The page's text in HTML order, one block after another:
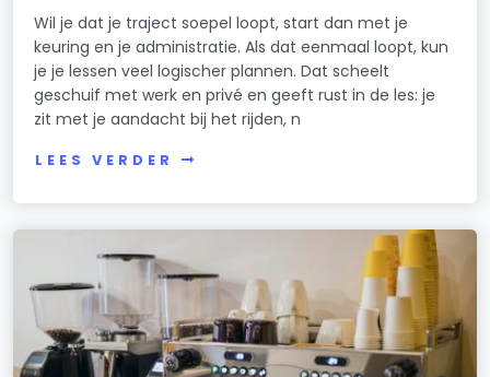
Wil je dat je traject soepel loopt, start dan met je
keuring en je administratie. Als dat eenmaal loopt, kun
je je lessen veel logischer plannen. Dat scheelt
geschuif met werk en privé en geeft rust in de les: je
zit met je aandacht bij het rijden, n
LEES VERDER